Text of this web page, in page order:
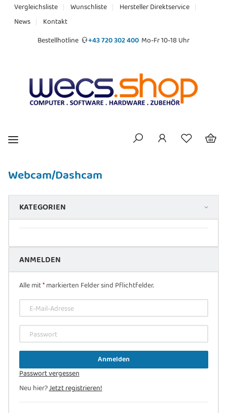
Vergleichsliste Wunschliste
Hersteller Direktservice
News
Kontakt
Bestellhotline
+43 720 302 400 Mo-Fr 10-18 Uhr
Webcam/Dashcam
KATEGORIEN
ANMELDEN
Alle mit*markierten Felder sind Pflichtfelder.
E-Mail-Adresse
Passwort
Anmelden
Passwort vergessen
Neu hier?Jetzt registrieren!